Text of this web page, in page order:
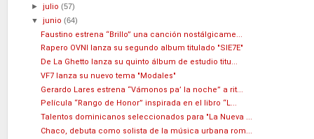
►julio(57)
▼junio(64)
Faustino estrena “Brillo” una canción nostálgicame...
Rapero OVNI lanza su segundo album titulado "SIE7E"
De La Ghetto lanza su quinto álbum de estudio titu...
VF7 lanza su nuevo tema "Modales"
Gerardo Lares estrena “Vámonos pa’ la noche” a rit...
Película “Rango de Honor” inspirada en el libro “L...
Talentos dominicanos seleccionados para "La Nueva ...
Chaco, debuta como solista de la música urbana rom...